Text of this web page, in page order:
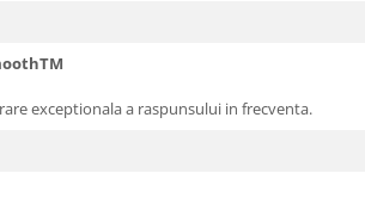
exceptionala a raspunsului in frecventa.